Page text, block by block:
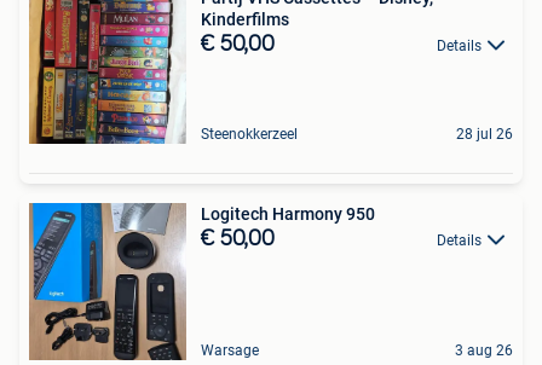
Kinderfilms
€ 50,00 Details
Steenokkerzeel 28 jul 26
Logitech Harmony 950
€ 50,00 Details
Warsage 3 aug 26